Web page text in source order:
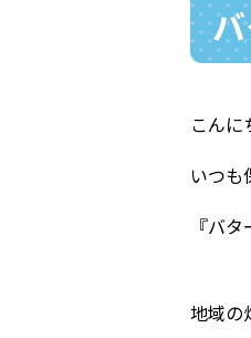
こんに
いつも
『バ
地域の